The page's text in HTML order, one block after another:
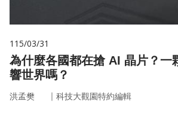
115/03/31
為什麼各國都在搶 AI 晶片？一
響世界嗎？
洪孟樊 ｜ 科技大觀園特約編輯